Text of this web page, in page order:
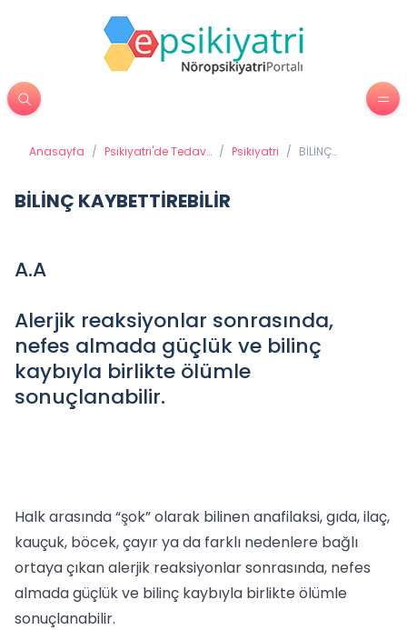
Anasayfa / Psikiyatri'de Tedavi
/ Psikiyatri / BİLİNÇ
BİLİNÇ KAYBETTİREBİLİR
A.A
Alerjik reaksiyonlar sonrasında,
nefes almada güçlük ve bilinç
kaybıyla birlikte ölümle
sonuçlanabilir.
Halk arasında “şok” olarak bilinen anafilaksi, gıda, ilaç,
kauçuk, böcek, çayır ya da farklı nedenlere bağlı
ortaya çıkan alerjik reaksiyonlar sonrasında, nefes
almada güçlük ve bilinç kaybıyla birlikte ölümle
sonuçlanabilir.